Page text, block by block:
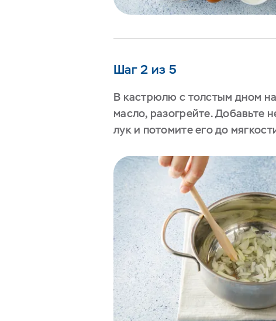
Шаг 2 из 5
В кастрюлю с толстым дном
масло, разогрейте. Добавьте
лук и потомите его до